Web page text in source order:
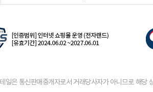
은 통신판매중개자로서 거래당사자가 아니므로 해당